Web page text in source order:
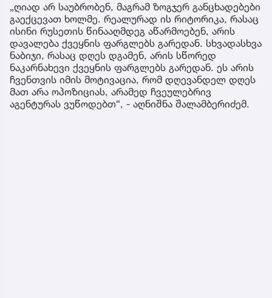
„ღიად არ საუბრობენ, მაგრამ ზოგჯერ განცხადებები
გაექცევათ ხოლმე. რეალურად ის რიტორიკა, რასაც
ისინი რუსეთის წინააღმდეგ აწარმოებენ, არის
დავალება ქვეყნის ფარგლებს გარედან. სხვადასხვა
ნაბიჯი, რასაც დღეს დგამენ, არის სწორედ
ნაკარნახევი ქვეყნის ფარგლებს გარედან. ეს არის
ჩვენთვის იმის მოტივაცია, რომ დღევანდელ დღეს
მათ არა ოპოზიციას, არამედ ჩვეულებრივ
აგენტურას ვუწოდებთ“, - აღნიშნა შალამბერიძემ.